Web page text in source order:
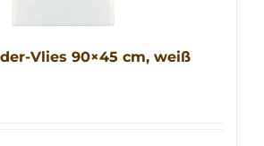
Vlies 90×45 cm, weiß